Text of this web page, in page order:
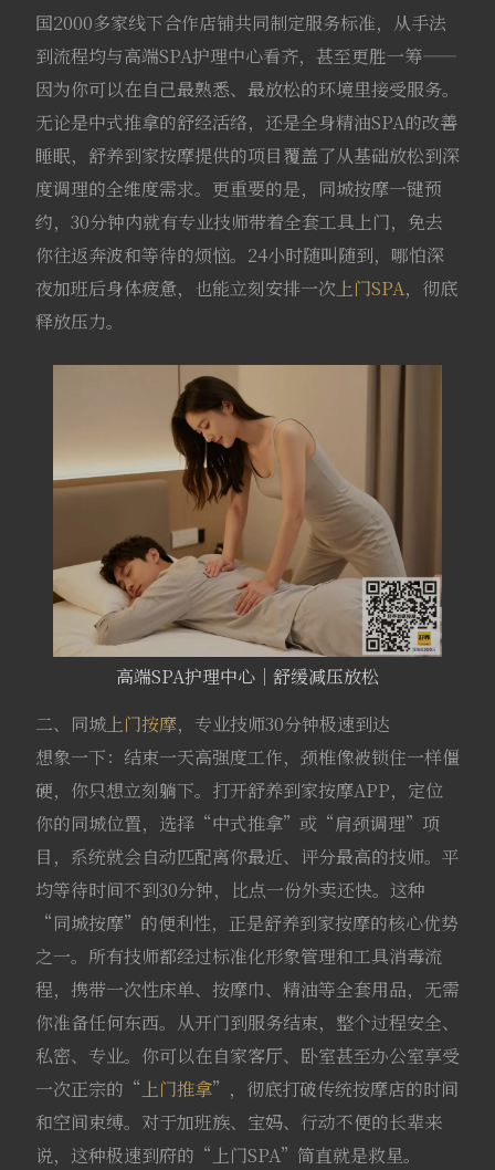
国2000多家线下合作店铺共同制定服务标准，从手法
到流程均与高端SPA护理中心看齐，甚至更胜一筹——
因为你可以在自己最熟悉、最放松的环境里接受服务。
无论是中式推拿的舒经活络，还是全身精油SPA的改善
睡眠，舒养到家按摩提供的项目覆盖了从基础放松到深
度调理的全维度需求。更重要的是，同城按摩一键预
约，30分钟内就有专业技师带着全套工具上门，免去
你往返奔波和等待的烦恼。24小时随叫随到，哪怕深
夜加班后身体疲惫，也能立刻安排一次 上门SPA，彻底
释放压力。
高端SPA护理中心｜舒缓减压放松
二、同城上门按摩，专业技师30分钟极速到达
想象一下：结束一天高强度工作，颈椎像被锁住一样僵
硬，你只想立刻躺下。打开舒养到家按摩APP，定位
你的同城位置，选择“中式推拿”或“肩颈调理”项
目，系统就会自动匹配离你最近、评分最高的技师。平
均等待时间不到30分钟，比点一份外卖还快。这种
“同城按摩”的便利性，正是舒养到家按摩的核心优势
之一。所有技师都经过标准化形象管理和工具消毒流
程，携带一次性床单、按摩巾、精油等全套用品，无需
你准备任何东西。从开门到服务结束，整个过程安全、
私密、专业。你可以在自家客厅、卧室甚至办公室享受
一次正宗的“ 上门推拿”，彻底打破传统按摩店的时间
和空间束缚。对于加班族、宝妈、行动不便的长辈来
说，这种极速到府的“上门SPA”简直就是救星。